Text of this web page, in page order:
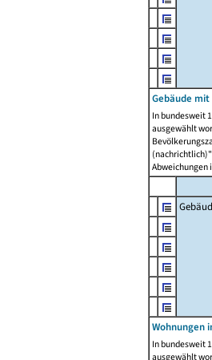
Gebäude mit
In bundesweit
ausgewählt
Abweichungen
Wohnungen
In bundesweit
ausgewählt